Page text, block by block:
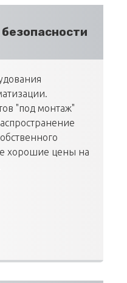
"под монтаж"
хорошие цены на